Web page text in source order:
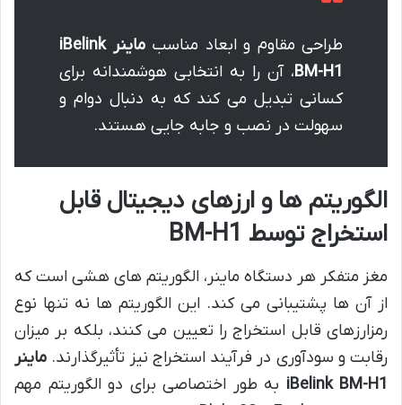
طراحی مقاوم و ابعاد مناسب
ماینر iBelink
BM-H1، آن را به انتخابی هوشمندانه برای
کسانی تبدیل می کند که به دنبال دوام و
سهولت در نصب و جابه جایی هستند.
الگوریتم ها و ارزهای دیجیتال قابل
استخراج توسط BM-H1
مغز متفکر هر دستگاه ماینر، الگوریتم های هشی است که
از آن ها پشتیبانی می کند. این الگوریتم ها نه تنها نوع
رمزارزهای قابل استخراج را تعیین می کنند، بلکه بر میزان
رقابت و سودآوری در فرآیند استخراج نیز تأثیرگذارند. ماینر
iBelink BM-H1 به طور اختصاصی برای دو الگوریتم مهم